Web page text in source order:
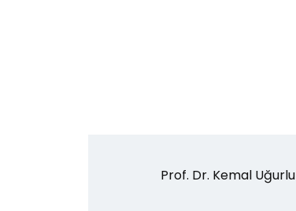
Prof. Dr. Kemal Uğurlu